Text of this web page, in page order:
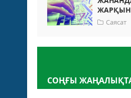
Саясат
СОҢҒЫ